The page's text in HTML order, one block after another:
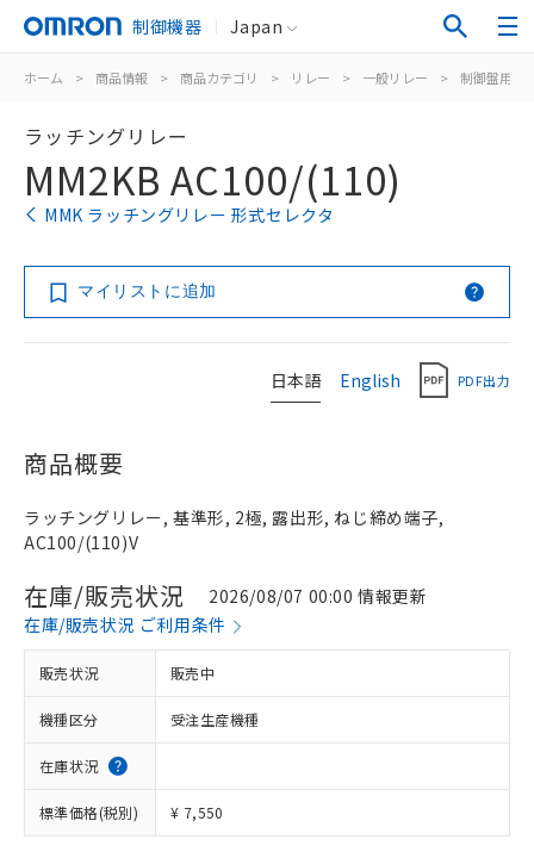
制御機器 Japan
ホーム > 商品情報 > 商品カテゴリ > リレー > 一般リレー > 制御盤用
ラッチングリレー
MM2KB AC100/(110)
MMK ラッチングリレー 形式セレクタ
マイリストに追加
日本語 English PDF出力
商品概要
ラッチングリレー, 基準形, 2極, 露出形, ねじ締め端子,
AC100/(110)V
在庫/販売状況
2026/08/07 00:00 情報更新
在庫/販売状況 ご利用条件
販売状況 販売中
機種区分 受注生産機種
在庫状況
標準価格(税別) ¥ 7,550